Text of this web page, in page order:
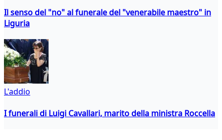
Il senso del "no" al funerale del "venerabile maestro" in
Liguria
L'addio
I funerali di Luigi Cavallari, marito della ministra Roccella